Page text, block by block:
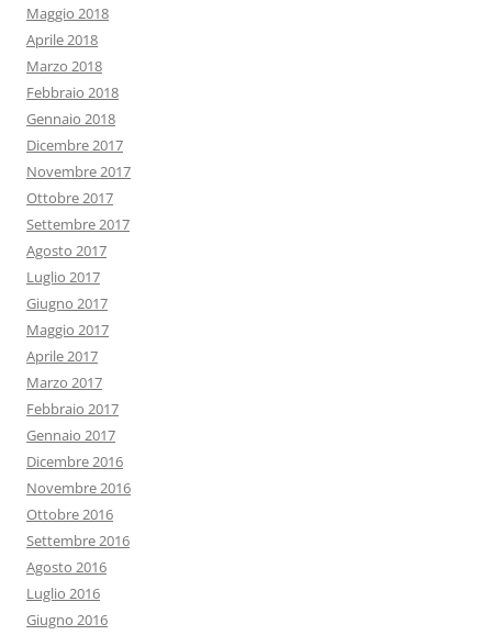
Maggio 2018
Aprile 2018
Marzo 2018
Febbraio 2018
Gennaio 2018
Dicembre 2017
Novembre 2017
Ottobre 2017
Settembre 2017
Agosto 2017
Luglio 2017
Giugno 2017
Maggio 2017
Aprile 2017
Marzo 2017
Febbraio 2017
Gennaio 2017
Dicembre 2016
Novembre 2016
Ottobre 2016
Settembre 2016
Agosto 2016
Luglio 2016
Giugno 2016